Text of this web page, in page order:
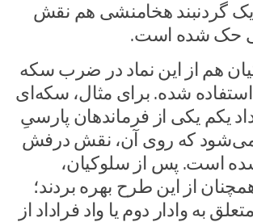
گردنبند هخامنشی هم نقش
حک شده است.
هم از این نماد در ضرب سکه
شده. برای مثال، سکه‌ای
یکم یکی از فرماندهان پارسیِ
که روی آن، نقش درفش
است. پس از سلوکیان،
از این طرح بهره بردند؛
به وادار دوم یا واد فراداد از